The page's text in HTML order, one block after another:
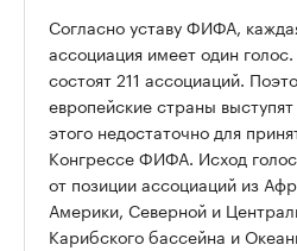
Согласно уставу ФИФА,
ассоциация имеет один
состоят 211 ассоциаций.
европейские страны
этого недостаточно для
Конгрессе ФИФА. Исход
от позиции ассоциаций из
Америки, Северной и
Карибского бассейна и